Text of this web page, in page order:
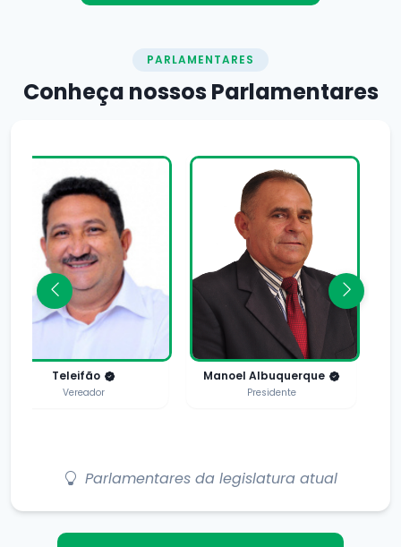
PARLAMENTARES
Conheça nossosParlamentares
Teleifão
Vereador
Manoel Albuquerque
Presidente
Parlamentares da legislatura atual